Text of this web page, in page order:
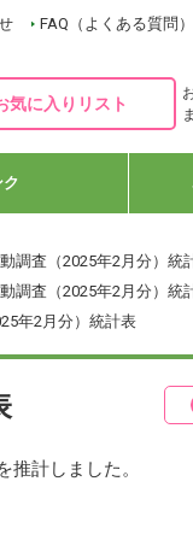
FAQ（よくある質問）
気に入りリスト
調査（2025年2月分）統
調査（2025年2月分）統
年2月分）統計表
計しました。